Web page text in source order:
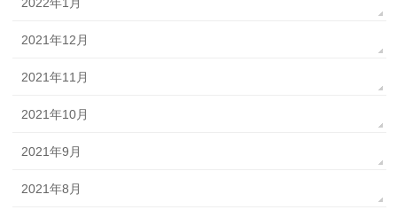
2021年12月
2021年11月
2021年10月
2021年9月
2021年8月